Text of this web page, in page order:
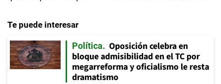
Te puede interesar
Política
Oposición celebra en
bloque admisibilidad en el TC por
megarreforma y oficialismo le resta
dramatismo